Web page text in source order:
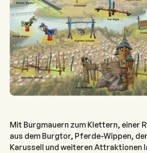
Mit Burgmauern zum Klettern, einer
aus dem Burgtor, Pferde-Wippen,
Karussell und weiteren Attraktionen